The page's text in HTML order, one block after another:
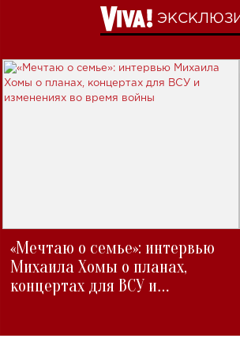
«Мечтаю о семье»: интервью
Михаила Хомы о планах,
концертах для ВСУ и